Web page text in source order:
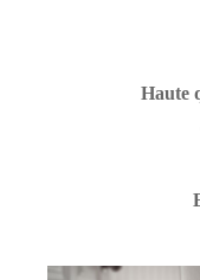
Haute